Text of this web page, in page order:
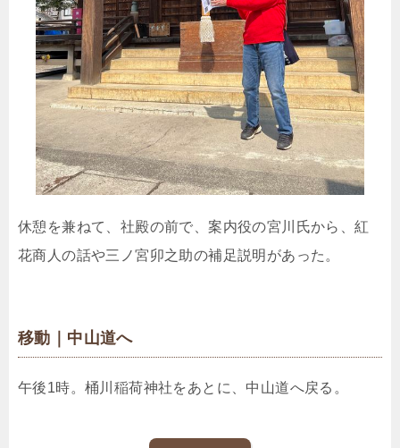
休憩を兼ねて、社殿の前で、案内役の宮川氏から、紅
花商人の話や三ノ宮卯之助の補足説明があった。
移動｜中山道へ
午後1時。桶川稲荷神社をあとに、中山道へ戻る。